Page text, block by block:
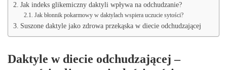
Jak indeks glikemiczny daktyli wpływa na odchudzanie?
Jak błonnik pokarmowy w daktylach wspiera uczucie sytości?
Suszone daktyle jako zdrowa przekąska w diecie odchudzającej
Daktyle w diecie odchudzającej –